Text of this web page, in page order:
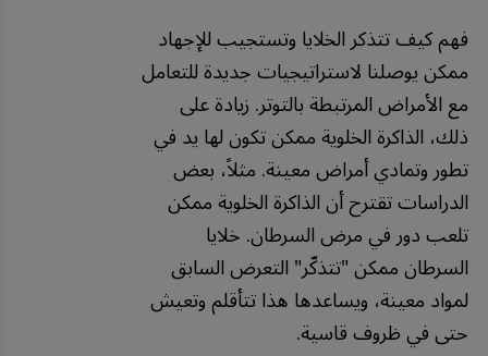
فهم كيف تتذكر الخلايا وتستجيب للإجهاد
ممكن يوصلنا لاستراتيجيات جديدة للتعامل
مع الأمراض المرتبطة بالتوتر. زيادة على
ذلك، الذاكرة الخلوية ممكن تكون لها يد في
تطور وتمادي أمراض معينة. مثلاً، بعض
الدراسات تقترح أن الذاكرة الخلوية ممكن
تلعب دور في مرض السرطان. خلايا
السرطان ممكن "تتذكّر" التعرض السابق
لمواد معينة، ويساعدها هذا تتأقلم وتعيش
حتى في ظروف قاسية.